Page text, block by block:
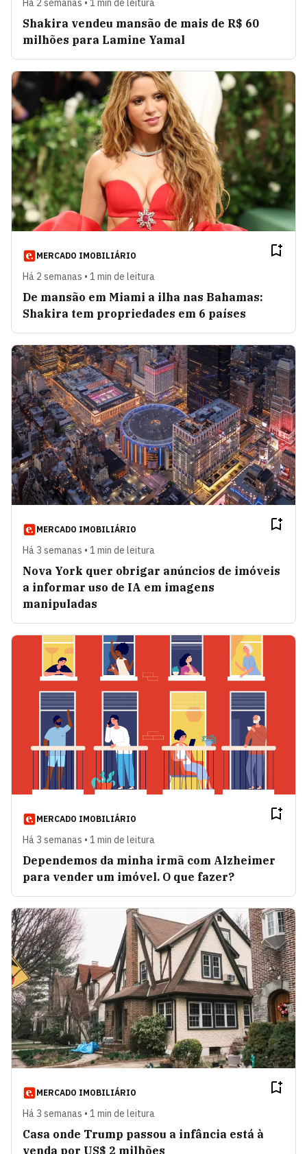
Há 2 semanas • 1 min de leitura
Shakira vendeu mansão de mais de R$ 60
milhões para Lamine Yamal
MERCADO IMOBILIÁRIO
Há 2 semanas • 1 min de leitura
De mansão em Miami a ilha nas Bahamas:
Shakira tem propriedades em 6 países
MERCADO IMOBILIÁRIO
Há 3 semanas • 1 min de leitura
Nova York quer obrigar anúncios de imóveis
a informar uso de IA em imagens
manipuladas
MERCADO IMOBILIÁRIO
Há 3 semanas • 1 min de leitura
Dependemos da minha irmã com Alzheimer
para vender um imóvel. O que fazer?
MERCADO IMOBILIÁRIO
Há 3 semanas • 1 min de leitura
Casa onde Trump passou a infância está à
venda por US$ 2 milhões